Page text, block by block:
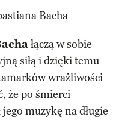
Bacha
łączą w sobie
siłą i dzięki temu
wrażliwości
że po śmierci
muzykę na długie